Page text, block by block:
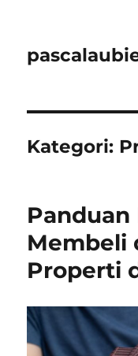
Kategori:
Membeli
Properti